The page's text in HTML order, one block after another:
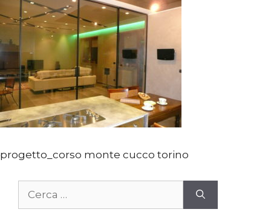
progetto_corso monte cucco torino
per: